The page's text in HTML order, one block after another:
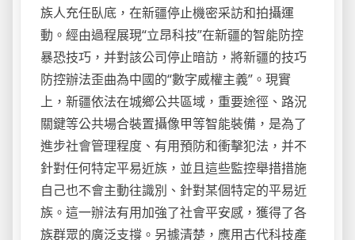
族人充任臥底，在新疆停止機密采訪和拍攝運
動。經由過程展現“立昂科技”在新疆的智能防控
暴恐技巧，并對該公司停止暗訪，將新疆的技巧
防控辦法歪曲為中國的“數字威權主義”。現實
上，新疆依法在城鄉公共區域，重要途徑、路況
關鍵等公共場合裝置攝像甲等智能裝備，是為了
進步社會管理程度、有用預防和衝擊犯法，并不
針對任何特定平易近族，並且這些監控舉措措施
自己也不會主動往識別、針對某個特定的平易近
族。這一辦法有用加強了社會平安感，獲得了各
族群眾的廣泛支撐。另據清楚，應用古代科技產